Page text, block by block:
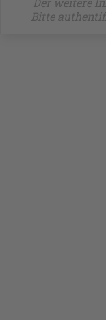
Bitte